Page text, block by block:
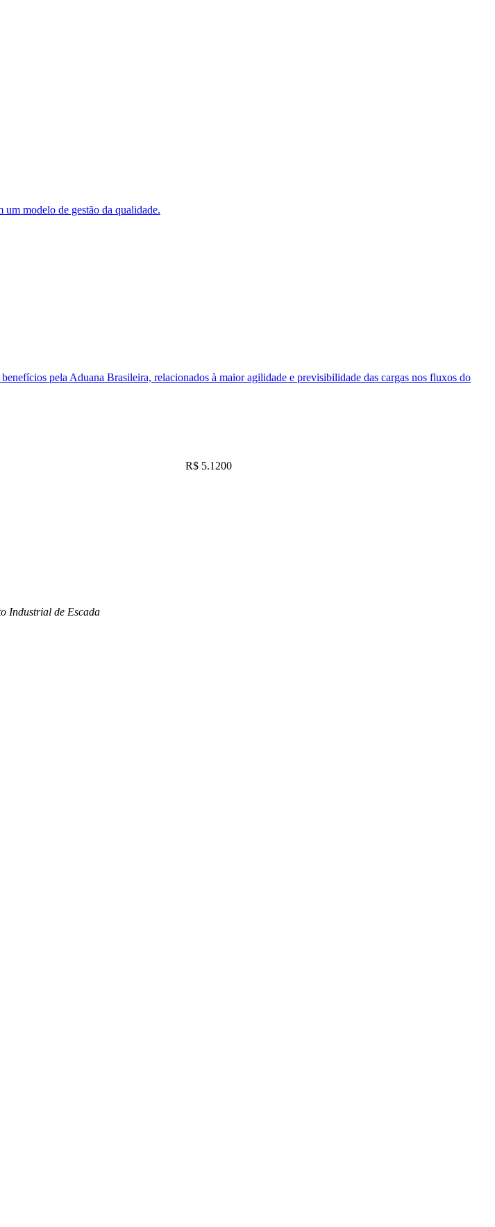
modelo de gestão da qualidade.
pela Aduana Brasileira, relacionados à maior agilidade e previsibilidade das cargas nos fluxos do
R$ 5.1200
Industrial de Escada